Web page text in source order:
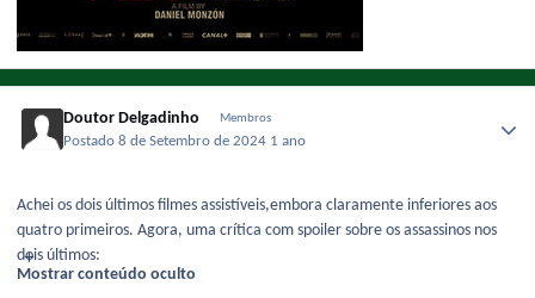
Doutor Delgadinho Membros
Postado8 de Setembro de 2024 1 ano
Achei os dois últimos filmes assistíveis,embora claramente inferiores aos
quatro primeiros. Agora, uma crítica com spoiler sobre os assassinos nos
dois últimos:
Mostrar conteúdo oculto